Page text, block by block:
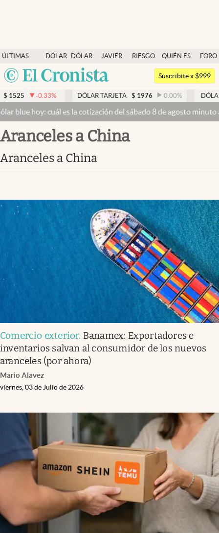
ÚLTIMAS
NOTICIAS
DÓLAR
DÓLAR
BLUE
JAVIER
RIESGO
QUIÉN ES
QUIÉN
FORO
Argentina
México
Dólar
Members
Economía y Política
Finanzas y Mercados
Mercados Online
Apertura
Infotechnology
Mundial 2026
Mediakit
abre en nueva pestaña
Argentina
Suscribite x $999
% DÓLAR TARJETA $ 1976 0.00 % DÓLAR MEP
es la cotización del sábado 8 de agosto minuto a minuto
aranceles a China
aranceles a China
Comercio exterior. Banamex: Exportadores e
inventarios salvan al consumidor de los nuevos
aranceles (por ahora)
Mario Alavez
viernes, 03 de Julio de 2026